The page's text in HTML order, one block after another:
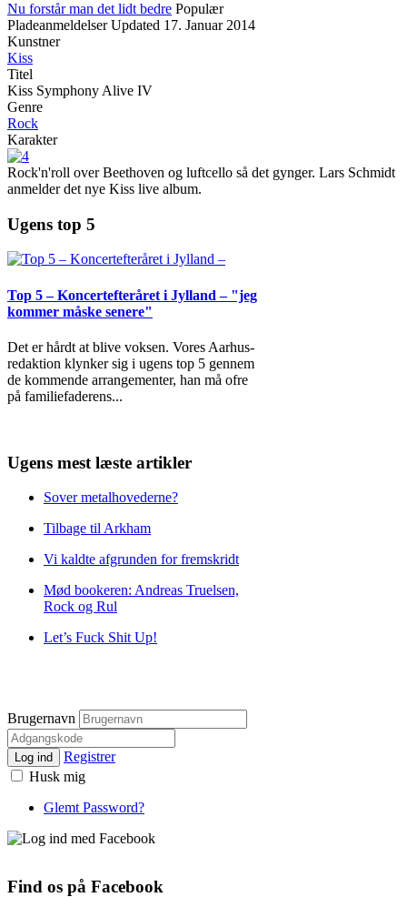
Nu forstår man det lidt bedre Populær
Pladeanmeldelser Updated 17. Januar 2014
Kunstner
Kiss
Titel
Kiss Symphony Alive IV
Genre
Rock
Karakter
Rock'n'roll over Beethoven og luftcello så det gynger. Lars Schmidt
anmelder det nye Kiss live album.
Ugens top 5
Top 5 – Koncertefteråret i Jylland – "jeg
kommer måske senere"
Det er hårdt at blive voksen. Vores Aarhus-
redaktion klynker sig i ugens top 5 gennem
de kommende arrangementer, han må ofre
på familiefaderens...
Ugens mest læste artikler
Sover metalhovederne?
Tilbage til Arkham
Vi kaldte afgrunden for fremskridt
Mød bookeren: Andreas Truelsen,
Rock og Rul
Let’s Fuck Shit Up!
Brugernavn
Log ind
Registrer
Husk mig
Glemt Password?
Find os på Facebook